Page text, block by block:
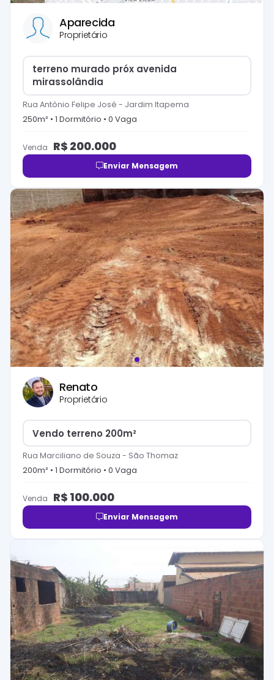
Aparecida
Proprietário
terreno murado próx avenida
mirassolândia
Rua Antônio Felipe José - Jardim Itapema
250m² • 1 Dormitório • 0 Vaga
Venda R$ 200.000
Enviar Mensagem
Renato
Proprietário
Vendo terreno 200m²
Rua Marciliano de Souza - São Thomaz
200m² • 1 Dormitório • 0 Vaga
Venda R$ 100.000
Enviar Mensagem